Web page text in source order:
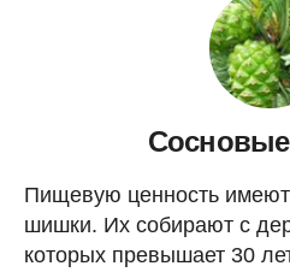
Пищевую ценность
шишки. Их собирают с
которых превышает 30